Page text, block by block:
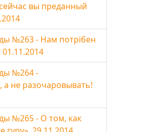
вы преданный
№263 - Нам потрібен
01.11.2014
№264 -
а не разочаровывать!
№265 - О том, как